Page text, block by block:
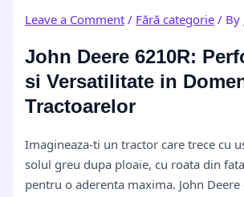
Leave a Comment / Fără categorie / By
John Deere 6210R:
si Versatilitate in
Tractoarelor
Imagineaza-ti un tractor care trece cu
solul greu dupa ploaie, cu roata din
pentru o aderenta maxima. John Deere